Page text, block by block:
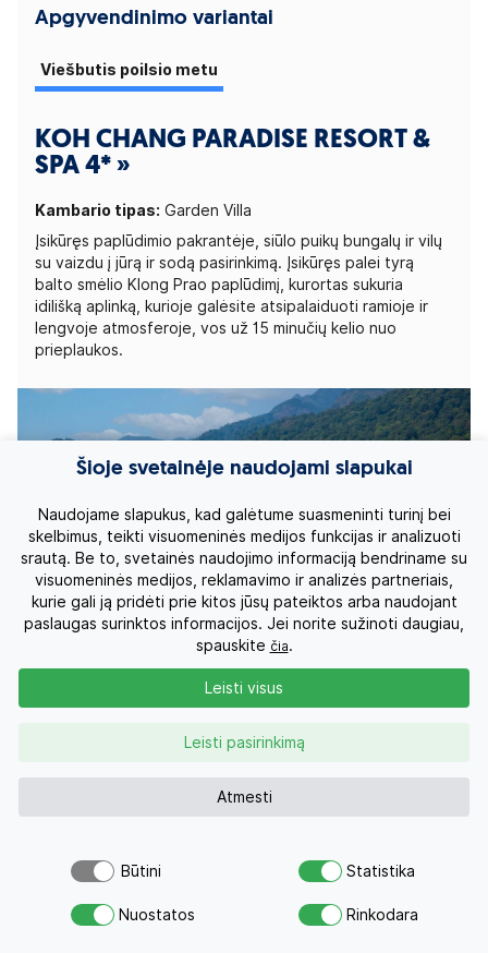
Apgyvendinimo variantai
Viešbutis poilsio metu
KOH CHANG PARADISE RESORT &
SPA 4* »
Kambario tipas: Garden Villa
Įsikūręs paplūdimio pakrantėje, siūlo puikų bungalų ir vilų
su vaizdu į jūrą ir sodą pasirinkimą. Įsikūręs palei tyrą
balto smėlio Klong Prao paplūdimį, kurortas sukuria
idilišką aplinką, kurioje galėsite atsipalaiduoti ramioje ir
lengvoje atmosferoje, vos už 15 minučių kelio nuo
prieplaukos.
Kelionės užsakymas
Keliautojų skaičius:Savo svajonių atostogoms
domėjosi 66 žmonės
Šioje svetainėje naudojami slapukai
Naudojame slapukus, kad galėtume suasmeninti turinį bei
skelbimus, teikti visuomeninės medijos funkcijas ir analizuoti
srautą. Be to, svetainės naudojimo informaciją bendriname su
visuomeninės medijos, reklamavimo ir analizės partneriais,
kurie gali ją pridėti prie kitos jūsų pateiktos arba naudojant
paslaugas surinktos informacijos. Jei norite sužinoti daugiau,
spauskite čia.
Atmesti
Leisti pasirinkimą
Leisti visus
Būtini Statistika
Nuostatos Rinkodara